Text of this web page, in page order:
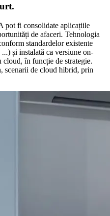
pot fi consolidate aplicațiile
de afaceri. Tehnologia
standardelor existente
și instalată ca versiune on-
cloud, în funcție de strategie.
scenarii de cloud hibrid, prin